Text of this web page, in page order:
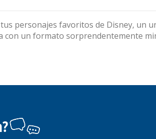
personajes favoritos de Disney, un
con un formato sorprendentemente